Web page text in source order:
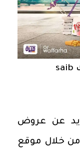
عن عروض
وخصومات بطاقات بنك saib من خلال موقع